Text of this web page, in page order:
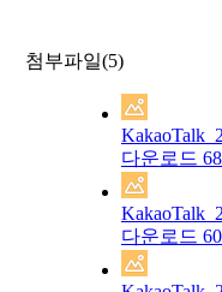
첨부파일(5)
다운로드
다운로드